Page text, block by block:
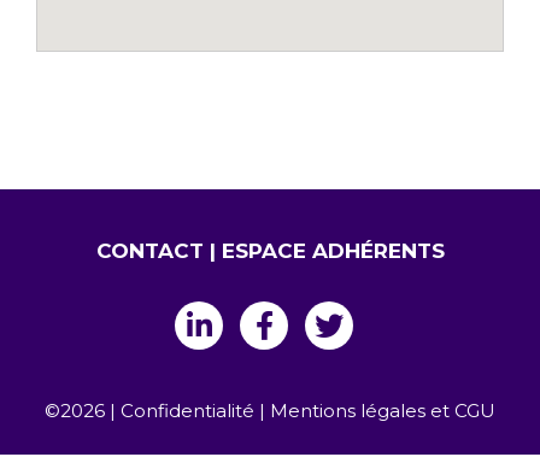
CONTACT | ESPACE ADHÉRENTS
©2026 | Confidentialité | Mentions légales et CGU